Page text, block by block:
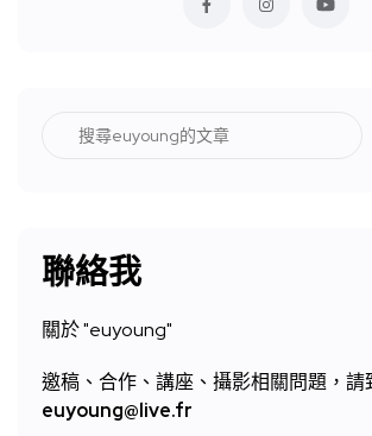
聯絡我
關於 "euyoung"
邀稿、合作、講座、攝影相關問題，請
euyoung@live.fr